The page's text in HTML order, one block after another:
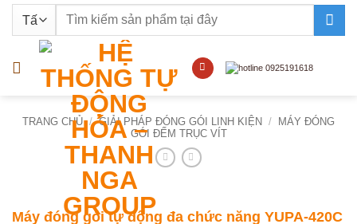
nội
Tìm
TRANG CHỦ / GIẢI PHÁP ĐÓNG GÓI LINH KIỆN /
MÁY ĐÓNG
GÓI ĐẾM TRỤC VÍT
Máy đóng gói tự động đa chức năng YUPA-420C